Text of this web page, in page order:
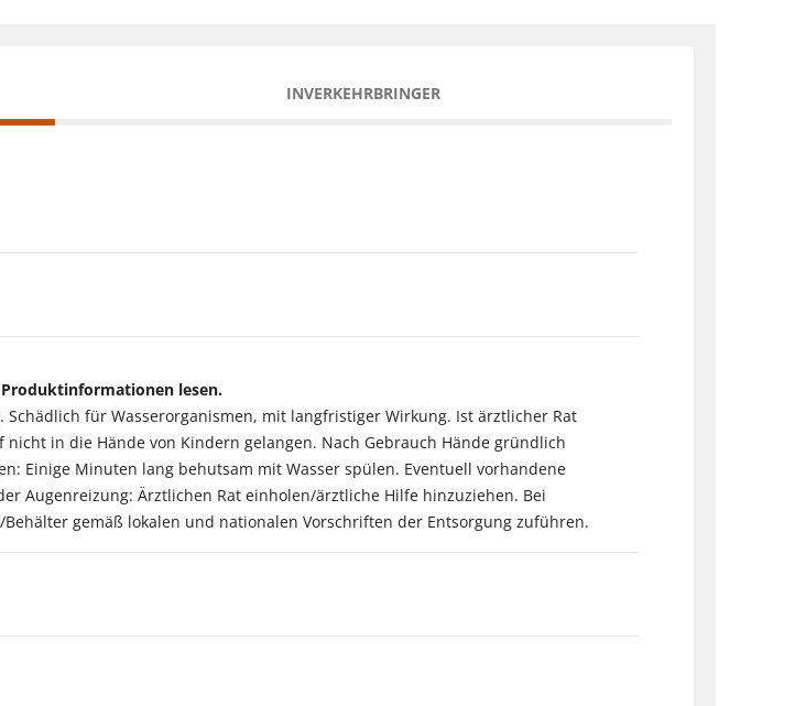
INVERKEHRBRINGER
lesen.
für Wasserorganismen, mit langfristiger Wirkung. Ist ärztlicher Rat
in die Hände von Kindern gelangen. Nach Gebrauch Hände gründlich
Einige Minuten lang behutsam mit Wasser spülen. Eventuell vorhandene
Augenreizung: Ärztlichen Rat einholen/ärztliche Hilfe hinzuziehen. Bei
gemäß lokalen und nationalen Vorschriften der Entsorgung zuführen.